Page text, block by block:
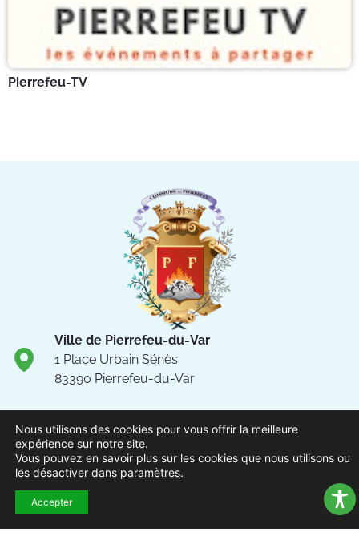
Pierrefeu-TV
Ville de Pierrefeu-du-Var
1 Place Urbain Sénès
83390 Pierrefeu-du-Var
04.94.13.53.13
Du lundi au vendredi de 8h30
à 12h et de 13h à 17h
NOUS CONTACTER
Suivez-nous !
Nous utilisons des cookies pour vous offrir la meilleure
expérience sur notre site.
Vous pouvez en savoir plus sur les cookies que nous utilisons ou
les désactiver dans paramètres.
Accepter